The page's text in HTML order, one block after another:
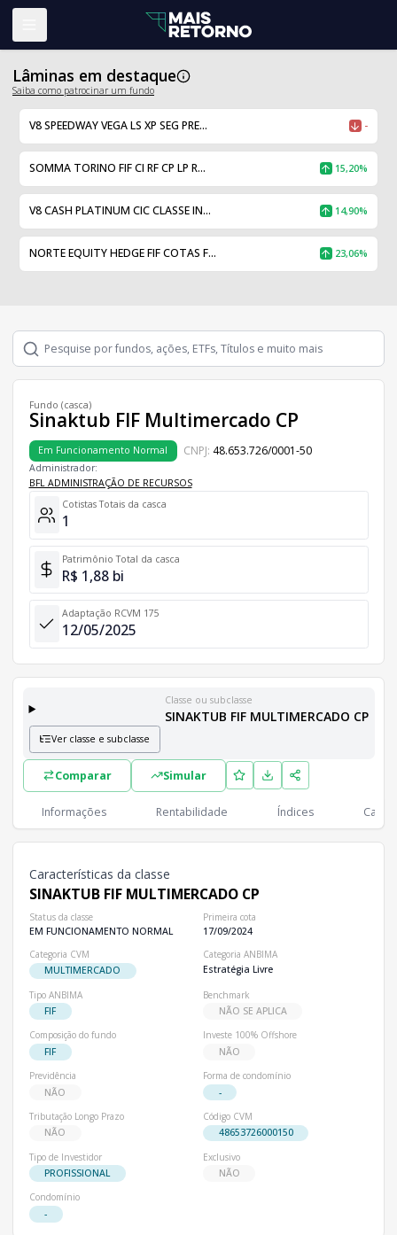
Lâminas em destaque
Saiba como patrocinar um fundo
V8 SPEEDWAY VEGA LS XP SEG PRE... -
SOMMA TORINO FIF CI RF CP LP R... 15,20%
V8 CASH PLATINUM CIC CLASSE IN... 14,90%
NORTE EQUITY HEDGE FIF COTAS F... 23,06%
Fundo (casca)
Sinaktub FIF Multimercado CP
Em Funcionamento Normal CNPJ: 48.653.726/0001-50
Administrador:
BFL ADMINISTRAÇÃO DE RECURSOS
Cotistas Totais da casca
1
Patrimônio Total da casca
R$ 1,88 bi
Adaptação RCVM 175
12/05/2025
Classes e Subclasses do Fundo
Lista completa de classes e subclasses disponíveis, incluindo
Classes
PLCotistas
Classe
SINAKTUB FIF MULTIMERCADO CP R$ 1,88 bi 1
Classe ou subclasse
SINAKTUB FIF MULTIMERCADO CP
Ver classe e subclasse
Comparar Simular
Informações Rentabilidade Índices
Características da classe
SINAKTUB FIF MULTIMERCADO CP
Status da classe
EM FUNCIONAMENTO NORMAL
Primeira cota
17/09/2024
Categoria CVM
MULTIMERCADO
Categoria ANBIMA
Estratégia Livre
Tipo ANBIMA
FIF
Benchmark
NÃO SE APLICA
Composição do fundo
FIF
Investe 100% Offshore
NÃO
Previdência
NÃO
Forma de condomínio
-
Tributação Longo Prazo
NÃO
Código CVM
48653726000150
Tipo de Investidor
PROFISSIONAL
Exclusivo
NÃO
Condomínio
-